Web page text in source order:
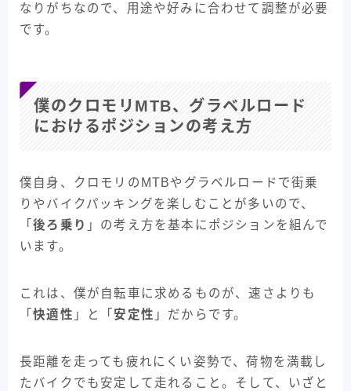
なりがちなので、用途や好みに合わせて調整が必要
です。
僕のクロモリMTB、グラベルロード
におけるポジションの考え方
僕自身、クロモリのMTBやグラベルロードで街乗
りやバイクパッキングを楽しむことが多いので、
「後ろ乗り 」の考え方を基本にポジションを組んで
います。
これは、僕が自転車に求めるものが、速さよりも
「快適性 」と「安定性 」だからです。
長距離を走っても疲れにくい姿勢で、荷物を満載し
たバイクでも安定して走れること。そして、いざと